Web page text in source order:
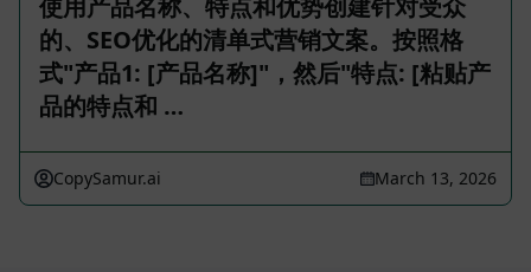
使用产品名称、特点和优势创建针对受众
的、SEO优化的清单式营销文案。按照格
式"产品1: [产品名称]"，然后"特点: [粘贴产
品的特点和 …
CopySamur.ai March 13, 2026